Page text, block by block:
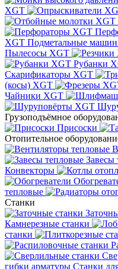
XGT
XGT Подметальные
Пылесосы XGT
Рубанки
Скарификаторы XGT
(косы) XGT
Чайники XGT
Грузоподъёмное
Присоски
Отопительное
Завесы
Конвекторы
тепловые
Станки
Камнерезные станки
станки
гибки арматуры Станки